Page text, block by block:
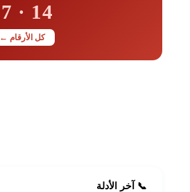
14 · 17
كل الأرقام ←
📞 آخر الأدلة